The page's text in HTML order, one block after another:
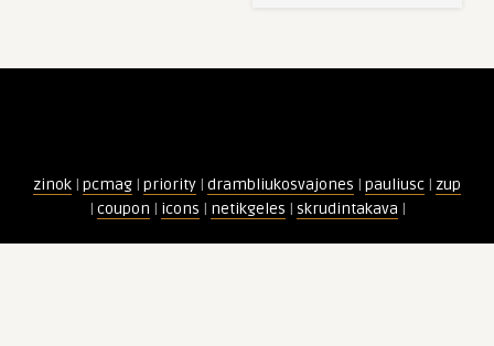
zinok | pcmag | priority | drambliukosvajones | pauliusc | zup
| coupon | icons | netikgeles | skrudintakava |